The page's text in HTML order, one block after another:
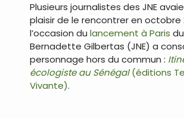
Plusieurs journalistes des JNE
plaisir de le rencontrer en octobre
l’occasion du lancement à Paris
Bernadette Gilbertas (JNE) a
personnage hors du commun :
écologiste au Sénégal(éditions
Vivante).